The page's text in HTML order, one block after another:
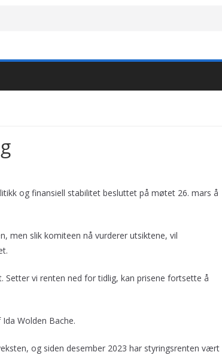
og finansiell stabilitet besluttet på møtet 26. mars å
men slik komiteen nå vurderer utsiktene, vil
vi renten ned for tidlig, kan prisene fortsette å
Wolden Bache.
og siden desember 2023 har styringsrenten vært